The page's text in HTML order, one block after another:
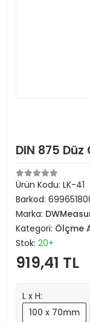
DIN 875 Düz
Ürün Kodu: LK-41
Barkod:
Marka:
Kategori: Ölçme
Stok: 20+
919,41 TL
L x H:
100 x 70mm